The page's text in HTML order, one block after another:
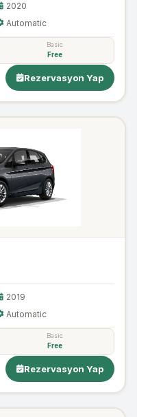
2020
Automatic
Basic
Free
Rezervasyon Yap
2019
Automatic
Basic
Free
Rezervasyon Yap